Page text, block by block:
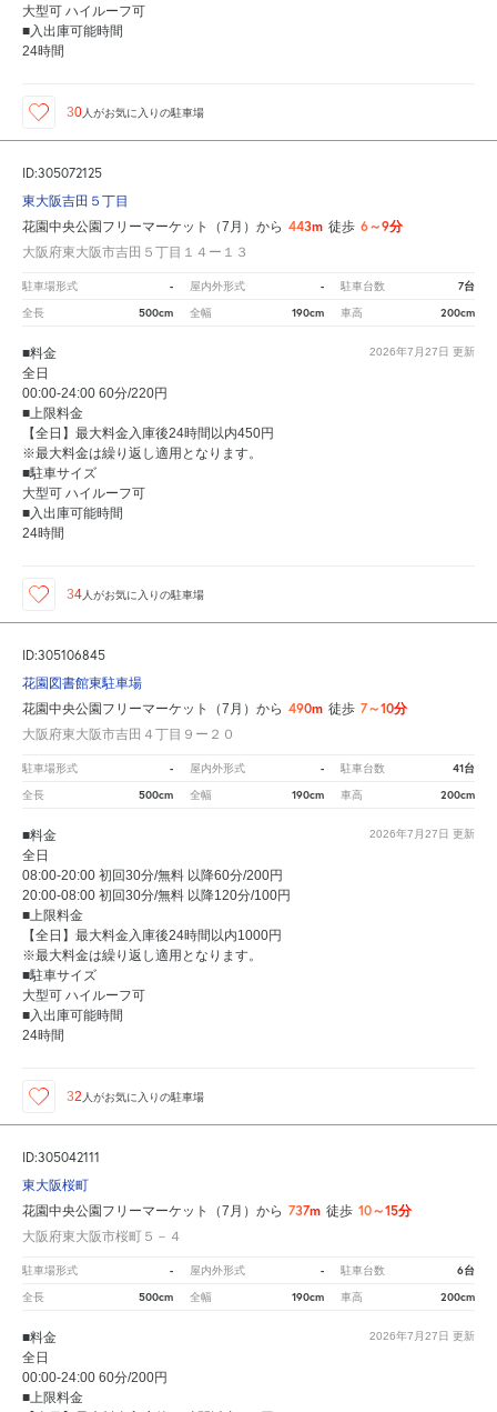
大型可 ハイルーフ可
■入出庫可能時間
24時間
30 人がお気に入りの駐車場
ID:305072125
東大阪吉田５丁目
花園中央公園フリーマーケット（7月）から 443m 徒歩 6～9分
大阪府東大阪市吉田５丁目１４ー１３
駐車場形式 - 屋内外形式 - 駐車台数 7台
全長 500cm 全幅 190cm 車高 200cm
2026年7月27日 更新
■料金
全日
00:00-24:00 60分/220円
■上限料金
【全日】最大料金入庫後24時間以内450円
※最大料金は繰り返し適用となります。
■駐車サイズ
大型可 ハイルーフ可
■入出庫可能時間
24時間
34 人がお気に入りの駐車場
ID:305106845
花園図書館東駐車場
花園中央公園フリーマーケット（7月）から 490m 徒歩 7～10分
大阪府東大阪市吉田４丁目９ー２０
駐車場形式 - 屋内外形式 - 駐車台数 41台
全長 500cm 全幅 190cm 車高 200cm
2026年7月27日 更新
■料金
全日
08:00-20:00 初回30分/無料 以降60分/200円
20:00-08:00 初回30分/無料 以降120分/100円
■上限料金
【全日】最大料金入庫後24時間以内1000円
※最大料金は繰り返し適用となります。
■駐車サイズ
大型可 ハイルーフ可
■入出庫可能時間
24時間
32 人がお気に入りの駐車場
ID:305042111
東大阪桜町
花園中央公園フリーマーケット（7月）から 737m 徒歩 10～15分
大阪府東大阪市桜町５－４
駐車場形式 - 屋内外形式 - 駐車台数 6台
全長 500cm 全幅 190cm 車高 200cm
2026年7月27日 更新
■料金
全日
00:00-24:00 60分/200円
■上限料金